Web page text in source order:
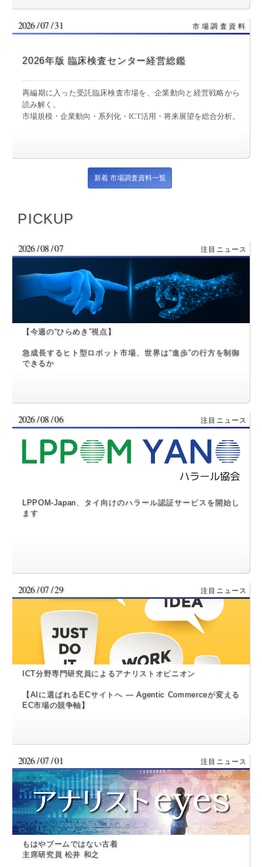
2026 / 07 / 31
2026年版 臨床検査センター経営総鑑
再編期に入った受託臨床検査市場を、企業動向と経営戦略から
読み解く。
市場規模・企業動向・系列化・ICT活用・将来展望を総合分析。
新着 市場調査資料一覧
PICKUP
2026 / 08 / 07
【今週の“ひらめき”視点】
急成長するヒト型ロボット市場、世界は“進歩”の行方を制御
できるか
2026 / 08 / 06
LPPOM-Japan、タイ向けのハラール認証サービスを開始し
ます
2026 / 07 / 29
ICT分野専門研究員によるアナリストオピニオン
【AIに選ばれるECサイトへ ― Agentic Commerceが変える
EC市場の競争軸】
2026 / 07 / 01
もはやブームではない古着
主席研究員 松井 和之